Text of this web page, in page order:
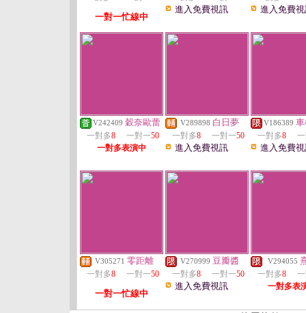
一對一忙線中
進入免費視訊 進入免費
V242409 穀奈歐蕾
一對多8 一對一50
一對多表演中
V289898 白日夢
一對多8 一對一50
進入免費視訊
V186389
一對多8
進入免費
V305271 零距離
一對多8 一對一50
一對一忙線中
V270999 豆瓣醬
一對多8 一對一50
進入免費視訊
V294055
一對多8
一對多表